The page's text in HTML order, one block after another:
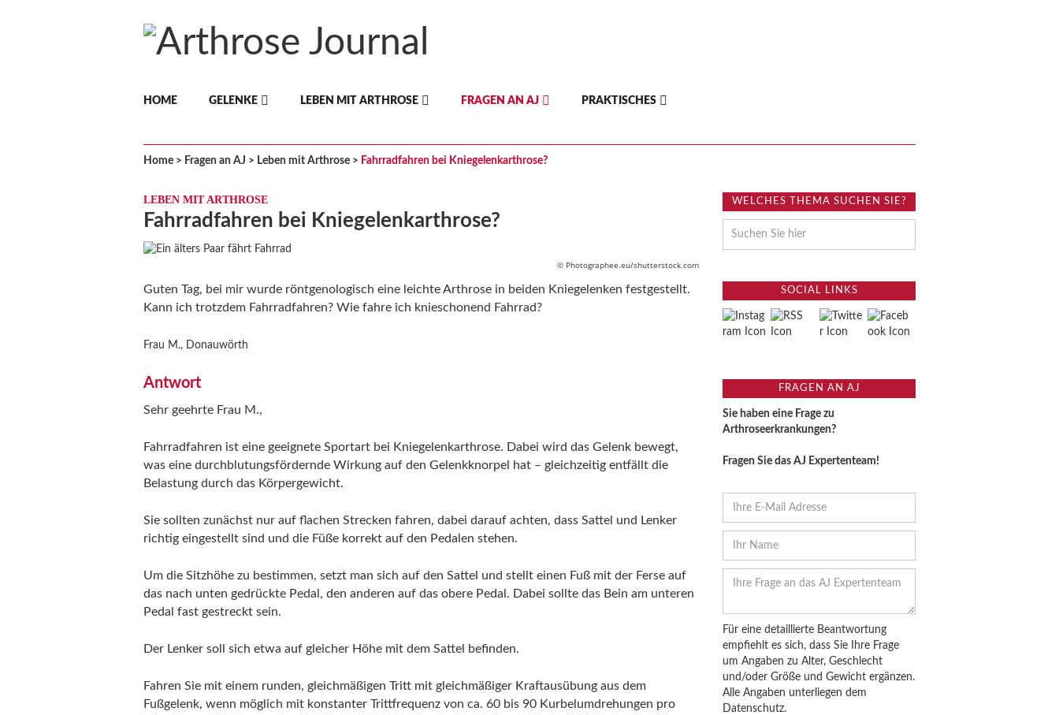
t
h
r
s
e
J
o
u
r
n
a
l
HOME GELENKE LEBEN MIT ARTHROSE FRAGEN AN AJ PRAKTISCHES
Home > Fragen an AJ > Leben mit Arthrose > Fahrradfahren bei Kniegelenkarthrose?
LEBEN MIT ARTHROSE
Fahrradfahren bei Kniegelenkarthrose?
© Photographee.eu/shutterstock.com
Guten Tag, bei mir wurde röntgenologisch eine leichte Arthrose in beiden Kniegelenken festgestellt.
Kann ich trotzdem Fahrradfahren? Wie fahre ich knieschonend Fahrrad?
Frau M., Donauwörth
Antwort
Sehr geehrte Frau M.,
Fahrradfahren ist eine geeignete Sportart bei Kniegelenkarthrose. Dabei wird das Gelenk bewegt,
was eine durchblutungsfördernde Wirkung auf den Gelenkknorpel hat – gleichzeitig entfällt die
Belastung durch das Körpergewicht.
Sie sollten zunächst nur auf flachen Strecken fahren, dabei darauf achten, dass Sattel und Lenker
richtig eingestellt sind und die Füße korrekt auf den Pedalen stehen.
Um die Sitzhöhe zu bestimmen, setzt man sich auf den Sattel und stellt einen Fuß mit der Ferse auf
das nach unten gedrückte Pedal, den anderen auf das obere Pedal. Dabei sollte das Bein am unteren
Pedal fast gestreckt sein.
Der Lenker soll sich etwa auf gleicher Höhe mit dem Sattel befinden.
Fahren Sie mit einem runden, gleichmäßigen Tritt mit gleichmäßiger Kraftausübung aus dem
Fußgelenk, wenn möglich mit konstanter Trittfrequenz von ca. 60 bis 90 Kurbelumdrehungen pro
WELCHES THEMA SUCHEN SIE?
SOCIAL LINKS
FRAGEN AN AJ
Sie haben eine Frage zu
Arthroseerkrankungen?
Fragen Sie das AJ Expertenteam!
Für eine detaillierte Beantwortung
empfiehlt es sich, dass Sie Ihre Frage
um Angaben zu Alter, Geschlecht
und/oder Größe und Gewicht ergänzen.
Alle Angaben unterliegen dem
Datenschutz.